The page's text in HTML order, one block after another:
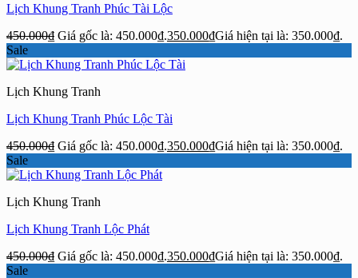
Lịch Khung Tranh Phúc Tài Lộc
450.000₫ Giá gốc là: 450.000₫.350.000₫Giá hiện tại là: 350.000₫.
Sale
Lịch Khung Tranh
Lịch Khung Tranh Phúc Lộc Tài
450.000₫ Giá gốc là: 450.000₫.350.000₫Giá hiện tại là: 350.000₫.
Sale
Lịch Khung Tranh
Lịch Khung Tranh Lộc Phát
450.000₫ Giá gốc là: 450.000₫.350.000₫Giá hiện tại là: 350.000₫.
Sale